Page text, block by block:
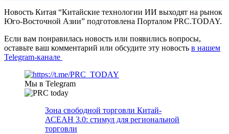
Новость Китая “Китайские технологии ИИ выходят на рынок
Юго-Восточной Азии” подготовлена Порталом PRC.TODAY.
Если вам понравилась новость или появились вопросы,
оставьте ваш комментарий или обсудите эту новость в нашем
Telegram-канале
Мы в Telegram
Зона свободной торговли Китай-
АСЕАН 3.0: стимул для региональной
торговли